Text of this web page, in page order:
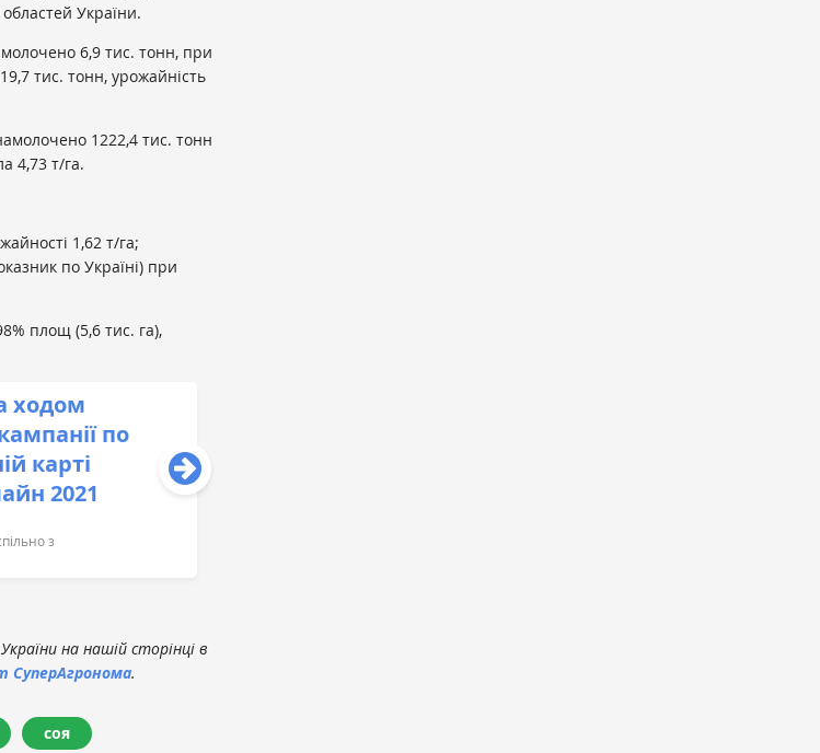
України.
6,9 тис. тонн, при
тис. тонн, урожайність
1222,4 тис. тонн
4,73 т/га.
1,62 т/га;
по Україні) при
площ (5,6 тис. га),
ходом
по
карті
2021
з
на нашій сторінці в
СуперАгронома.
соя